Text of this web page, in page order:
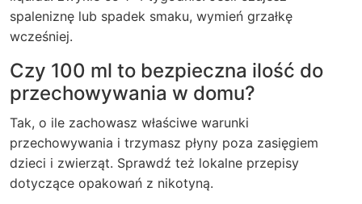
spaleniznę lub spadek smaku, wymień grzałkę
wcześniej.
Czy 100 ml to bezpieczna ilość do
przechowywania w domu?
Tak, o ile zachowasz właściwe warunki
przechowywania i trzymasz płyny poza zasięgiem
dzieci i zwierząt. Sprawdź też lokalne przepisy
dotyczące opakowań z nikotyną.